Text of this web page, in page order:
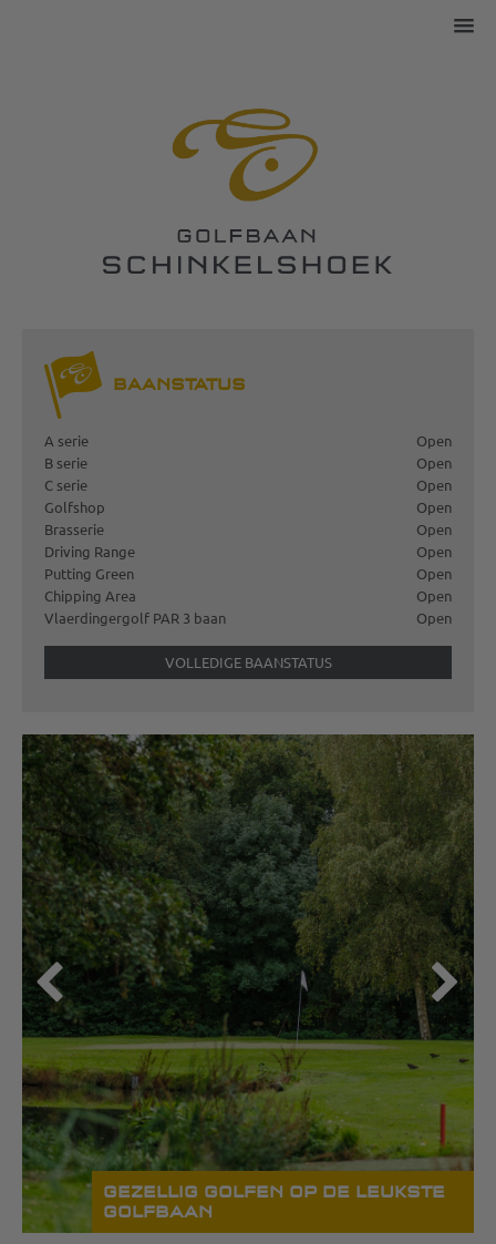
BAANSTATUS
A serie
Open
B serie
Open
C serie
Open
Golfshop
Open
Brasserie
Open
Driving Range
Open
Putting Green
Open
Chipping Area
Open
Vlaerdingergolf PAR 3 baan
Open
VOLLEDIGE BAANSTATUS
GEZELLIG GOLFEN OP DE LEUKSTE
GOLFBAAN